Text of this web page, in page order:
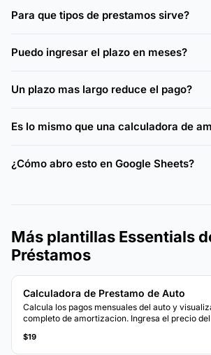
Para que tipos de prestamos sirve?
Puedo ingresar el plazo en meses?
Un plazo mas largo reduce el pago?
Es lo mismo que una calculadora de
¿Cómo abro esto en Google Sheets?
Más plantillas Essentials
Préstamos
Calculadora de Prestamo de Auto
Calcula los pagos mensuales del auto y
completo de amortizacion. Ingresa el precio del
$19